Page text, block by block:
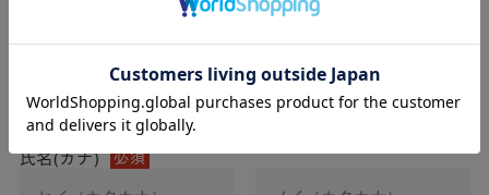
氏名 必須
氏名(カナ) 必須